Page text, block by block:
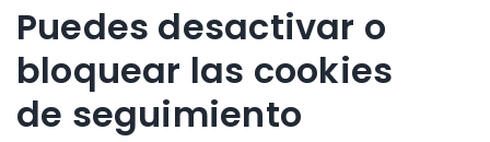
Puedes desactivar o
bloquear las cookies
de seguimiento